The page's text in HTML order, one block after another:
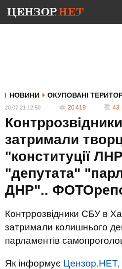
НОВИНИ ОКУПОВАНІ
20.07.21 12:50 20 419 43
затримали
"конституції
"депутата"
ДНР"..
Контррозвідники СБУ в
затримали колишнього
парламентів
Як інформує Цензор.НЕТ,